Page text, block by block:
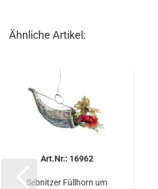
Ähnliche Artikel:
Art.Nr.: 16962
Sebnitzer Füllhorn um